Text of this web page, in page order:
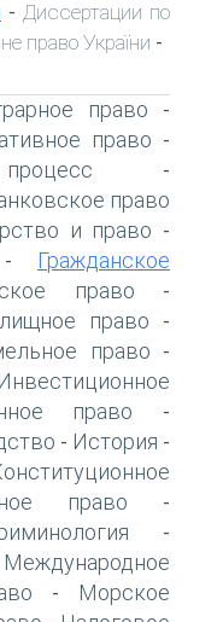
- Диссертации по
право України -
право -
право -
-
право
и право -
Гражданское
право -
право -
право -
Инвестиционное
право -
- История -
право -
-
Международное
-
Морское